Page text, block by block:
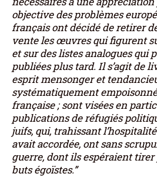
objective des problèmes
français ont décidé de retirer
vente les œuvres qui figurent
et sur des listes analogues qui
publiées plus tard. Il s’agit de
esprit mensonger et
systématiquement
française ; sont visées en
publications de réfugiés
juifs, qui, trahissant
avait accordée, ont sans
guerre, dont ils espéraient
buts égoïstes.”